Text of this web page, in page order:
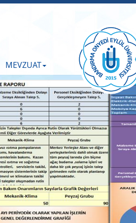
MEVZUAT